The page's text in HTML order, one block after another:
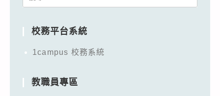
校務平台系統
1campus 校務系統
教職員專區